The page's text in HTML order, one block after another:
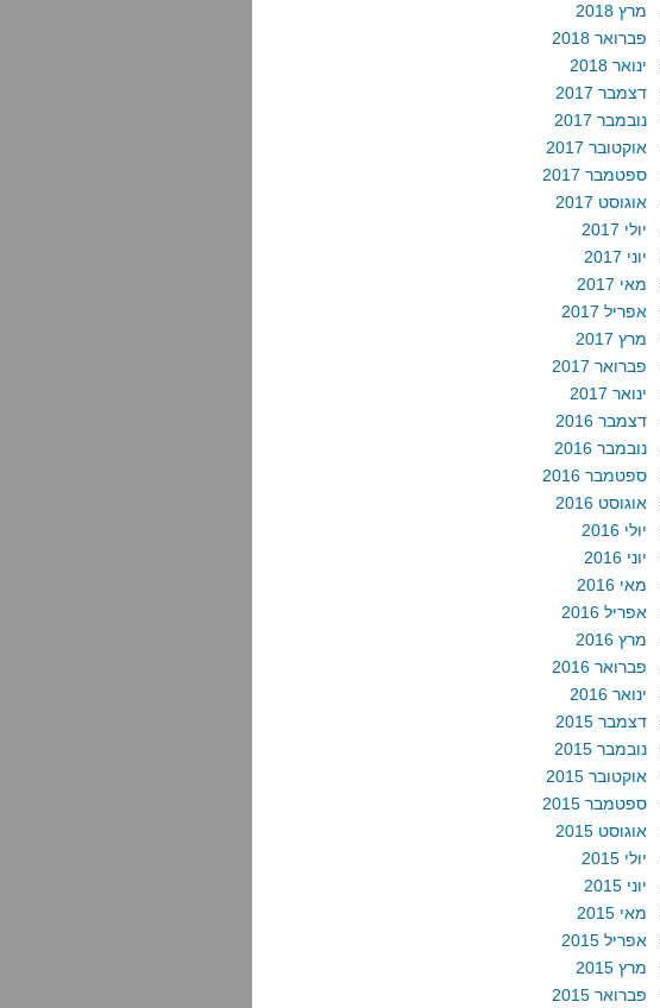
מרץ 2018
פברואר 2018
ינואר 2018
דצמבר 2017
נובמבר 2017
אוקטובר 2017
ספטמבר 2017
אוגוסט 2017
יולי 2017
יוני 2017
מאי 2017
אפריל 2017
מרץ 2017
פברואר 2017
ינואר 2017
דצמבר 2016
נובמבר 2016
ספטמבר 2016
אוגוסט 2016
יולי 2016
יוני 2016
מאי 2016
אפריל 2016
מרץ 2016
פברואר 2016
ינואר 2016
דצמבר 2015
נובמבר 2015
אוקטובר 2015
ספטמבר 2015
אוגוסט 2015
יולי 2015
יוני 2015
מאי 2015
אפריל 2015
מרץ 2015
פברואר 2015